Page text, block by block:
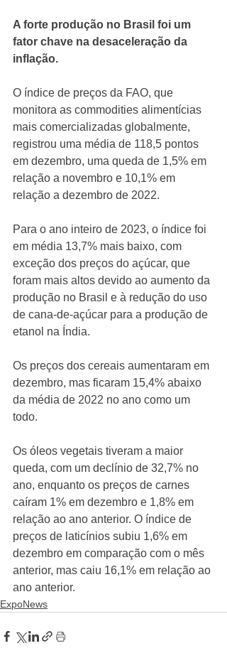
A forte produção no Brasil foi um
fator chave na desaceleração da
inflação.
O índice de preços da FAO, que
monitora as commodities alimentícias
mais comercializadas globalmente,
registrou uma média de 118,5 pontos
em dezembro, uma queda de 1,5% em
relação a novembro e 10,1% em
relação a dezembro de 2022.
Para o ano inteiro de 2023, o índice foi
em média 13,7% mais baixo, com
exceção dos preços do açúcar, que
foram mais altos devido ao aumento da
produção no Brasil e à redução do uso
de cana-de-açúcar para a produção de
etanol na Índia.
Os preços dos cereais aumentaram em
dezembro, mas ficaram 15,4% abaixo
da média de 2022 no ano como um
todo.
Os óleos vegetais tiveram a maior
queda, com um declínio de 32,7% no
ano, enquanto os preços de carnes
caíram 1% em dezembro e 1,8% em
relação ao ano anterior. O índice de
preços de laticínios subiu 1,6% em
dezembro em comparação com o mês
anterior, mas caiu 16,1% em relação ao
ano anterior.
ExpoNews